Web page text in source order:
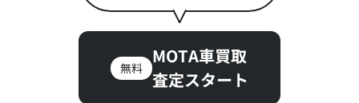
無料
MOTA車買取
査定スタート